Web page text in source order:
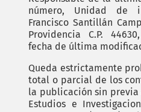
número, Unidad de
Francisco Santillán
Providencia C.P.
fecha de última
Queda estrictamente
total o parcial de los
la publicación sin previa
Estudios e